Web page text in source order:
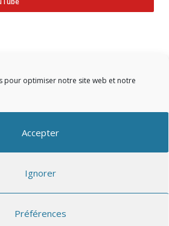
pour optimiser notre site web et notre
Accepter
Ignorer
Préférences